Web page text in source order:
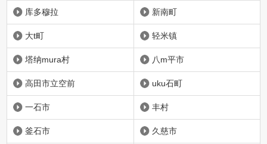
库多穆拉 新南町
大t町 轻米镇
塔纳mura村 八m平市
高田市立空前 uku石町
一石市 丰村
釜石市 久慈市